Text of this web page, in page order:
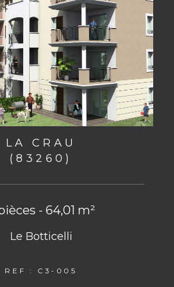
LA CRAU
(83260)
- 64,01 m²
Le Botticelli
REF : C3-005